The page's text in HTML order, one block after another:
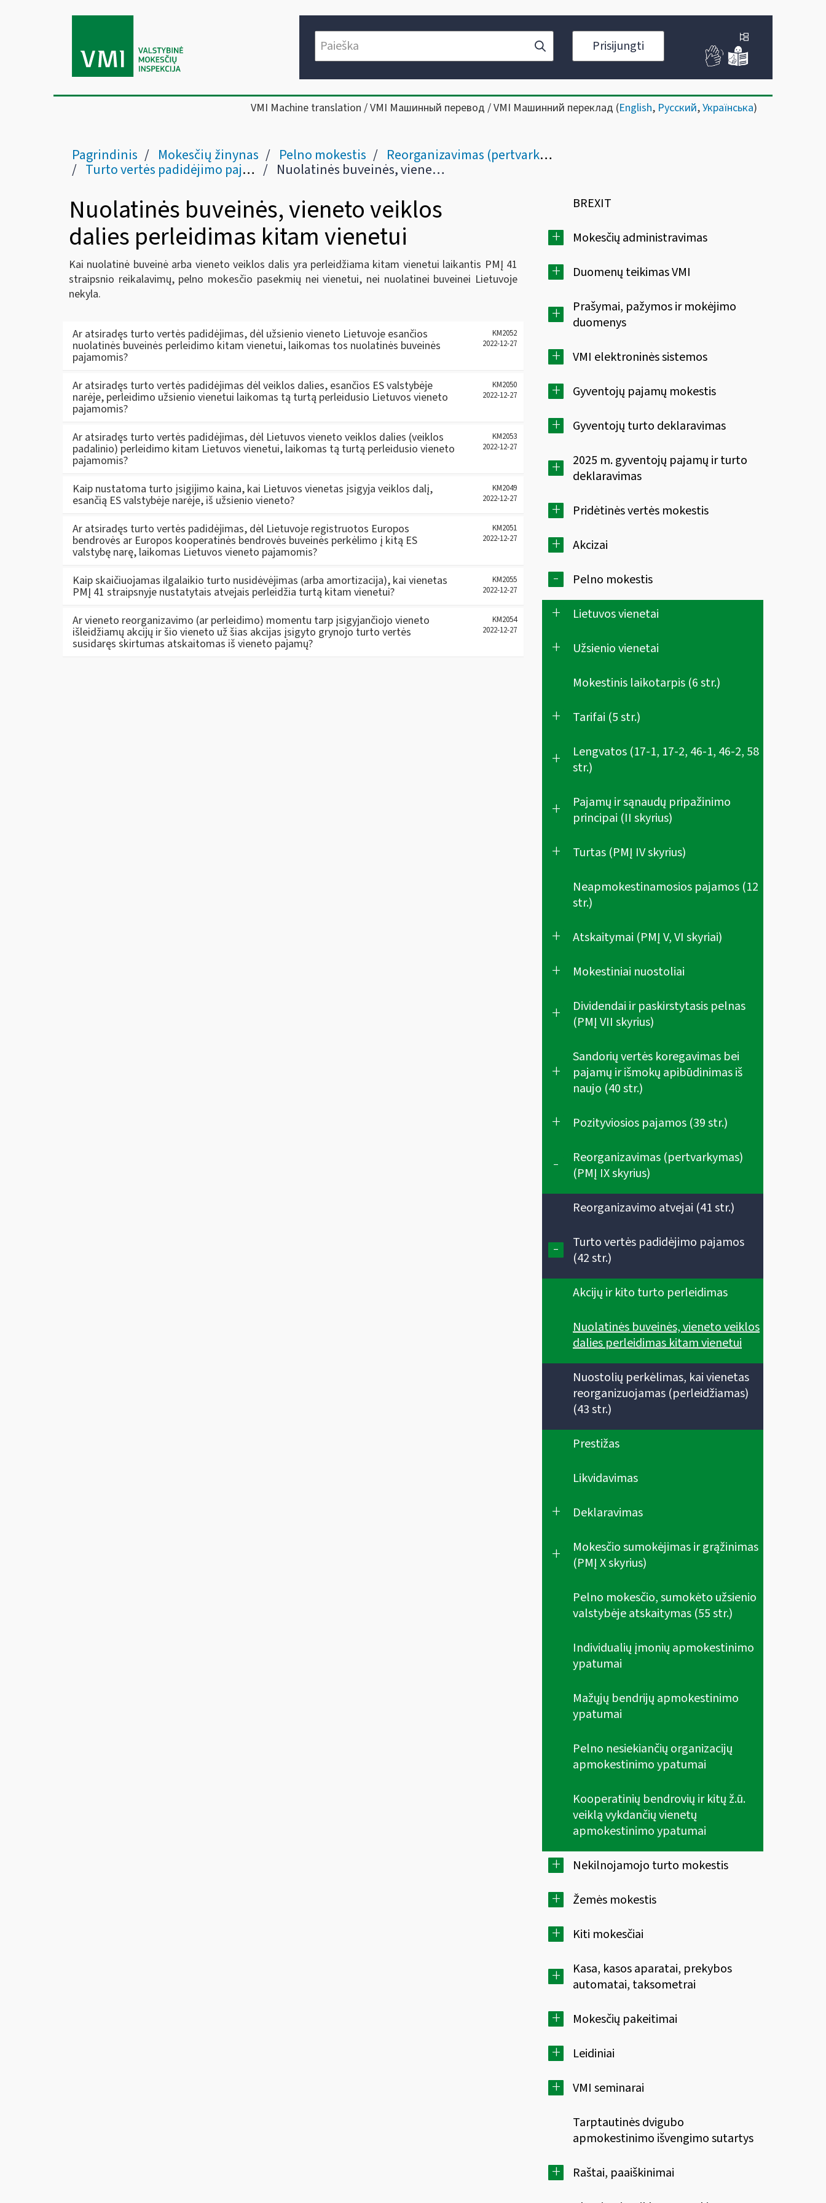
Prisijungti
VMI Machine translation / VMI Машинный перевод / VMI Машинний переклад (English, Русский,Українська)
Pagrindinis Mokesčių žinynas Pelno mokestis Reorganizavimas (pertvarkymas) (PMĮ IX skyrius)
Turto vertės padidėjimo pajamos (42 str.) Nuolatinės buveinės, vieneto veiklos dalies perleidimas kitam vienetui
BREXIT
+ Mokesčių administravimas
+ Duomenų teikimas VMI
+
Prašymai, pažymos ir mokėjimo
duomenys
+ VMI elektroninės sistemos
+ Gyventojų pajamų mokestis
+ Gyventojų turto deklaravimas
+
2025 m. gyventojų pajamų ir turto
deklaravimas
+ Pridėtinės vertės mokestis
+ Akcizai
- Pelno mokestis
+ Lietuvos vienetai
+
Užsienio vienetai
Mokestinis laikotarpis (6 str.)
+ Tarifai (5 str.)
+
Lengvatos (17-1, 17-2, 46-1, 46-2, 58
str.)
+
Pajamų ir sąnaudų pripažinimo
principai (II skyrius)
+
Turtas (PMĮ IV skyrius)
Neapmokestinamosios pajamos (12
str.)
+ Atskaitymai (PMĮ V, VI skyriai)
+ Mokestiniai nuostoliai
+
Dividendai ir paskirstytasis pelnas
(PMĮ VII skyrius)
+
Sandorių vertės koregavimas bei
pajamų ir išmokų apibūdinimas iš
naujo (40 str.)
+ Pozityviosios pajamos (39 str.)
-
Reorganizavimas (pertvarkymas)
(PMĮ IX skyrius)
Reorganizavimo atvejai (41 str.)
-
Turto vertės padidėjimo pajamos
(42 str.)
Akcijų ir kito turto perleidimas
Nuolatinės buveinės, vieneto veiklos
dalies perleidimas kitam vienetui
Nuostolių perkėlimas, kai vienetas
reorganizuojamas (perleidžiamas)
(43 str.)
Prestižas
Likvidavimas
+ Deklaravimas
+
Mokesčio sumokėjimas ir grąžinimas
(PMĮ X skyrius)
Pelno mokesčio, sumokėto užsienio
valstybėje atskaitymas (55 str.)
Individualių įmonių apmokestinimo
ypatumai
Mažųjų bendrijų apmokestinimo
ypatumai
Pelno nesiekiančių organizacijų
apmokestinimo ypatumai
Kooperatinių bendrovių ir kitų ž.ū.
veiklą vykdančių vienetų
apmokestinimo ypatumai
+ Nekilnojamojo turto mokestis
+ Žemės mokestis
+ Kiti mokesčiai
+
Kasa, kasos aparatai, prekybos
automatai, taksometrai
+ Mokesčių pakeitimai
+ Leidiniai
+
VMI seminarai
Tarptautinės dvigubo
apmokestinimo išvengimo sutartys
+
Raštai, paaiškinimai
Nuolatinės buveinės, vieneto veiklos
dalies perleidimas kitam vienetui
Kai nuolatinė buveinė arba vieneto veiklos dalis yra perleidžiama kitam vienetui laikantis PMĮ 41
straipsnio reikalavimų, pelno mokesčio pasekmių nei vienetui, nei nuolatinei buveinei Lietuvoje
nekyla.
Ar atsiradęs turto vertės padidėjimas, dėl užsienio vieneto Lietuvoje esančios
nuolatinės buveinės perleidimo kitam vienetui, laikomas tos nuolatinės buveinės
pajamomis?
KM2052
2022-12-27
Ar atsiradęs turto vertės padidėjimas dėl veiklos dalies, esančios ES valstybėje
narėje, perleidimo užsienio vienetui laikomas tą turtą perleidusio Lietuvos vieneto
pajamomis?
KM2050
2022-12-27
Ar atsiradęs turto vertės padidėjimas, dėl Lietuvos vieneto veiklos dalies (veiklos
padalinio) perleidimo kitam Lietuvos vienetui, laikomas tą turtą perleidusio vieneto
pajamomis?
KM2053
2022-12-27
Kaip nustatoma turto įsigijimo kaina, kai Lietuvos vienetas įsigyja veiklos dalį,
esančią ES valstybėje narėje, iš užsienio vieneto?
KM2049
2022-12-27
Ar atsiradęs turto vertės padidėjimas, dėl Lietuvoje registruotos Europos
bendrovės ar Europos kooperatinės bendrovės buveinės perkėlimo į kitą ES
valstybę narę, laikomas Lietuvos vieneto pajamomis?
KM2051
2022-12-27
Kaip skaičiuojamas ilgalaikio turto nusidėvėjimas (arba amortizacija), kai vienetas
PMĮ 41 straipsnyje nustatytais atvejais perleidžia turtą kitam vienetui?
KM2055
2022-12-27
Ar vieneto reorganizavimo (ar perleidimo) momentu tarp įsigyjančiojo vieneto
išleidžiamų akcijų ir šio vieneto už šias akcijas įsigyto grynojo turto vertės
susidaręs skirtumas atskaitomas iš vieneto pajamų?
KM2054
2022-12-27